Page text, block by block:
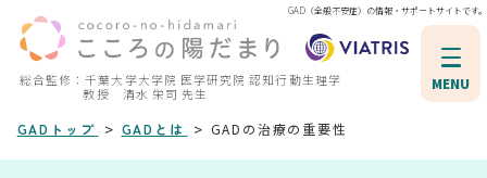
総合監修：千葉大学大学院 医学研究院 認知行動生理学
教授 清水 栄司 先生
GAD（全般不安症）の情報・サポートサイトです。
MENU
GADトップ > GADとは > GADの治療の重要性